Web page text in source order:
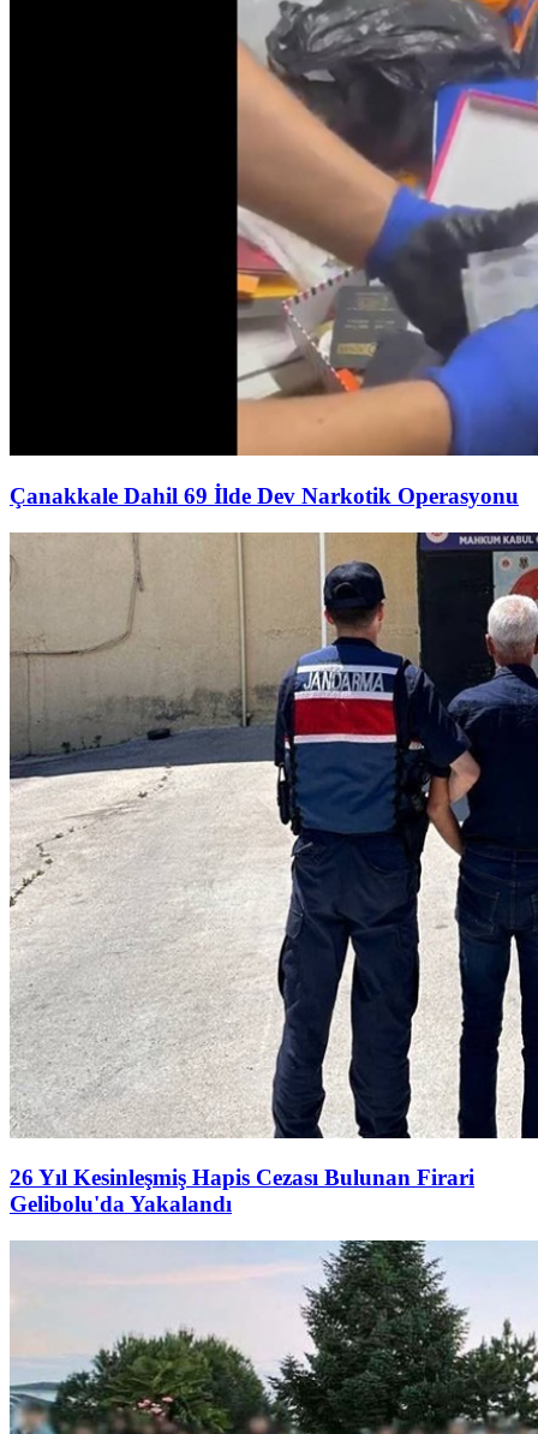
Çanakkale Dahil 69 İlde Dev Narkotik Operasyonu
26 Yıl Kesinleşmiş Hapis Cezası Bulunan Firari
Gelibolu'da Yakalandı